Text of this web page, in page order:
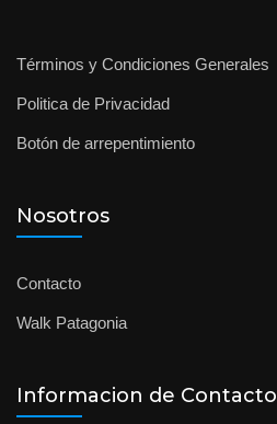
Términos y Condiciones Generales
Politica de Privacidad
Botón de arrepentimiento
Nosotros
Contacto
Walk Patagonia
Informacion de Contacto